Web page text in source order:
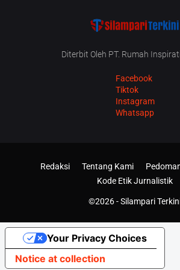
Diterbit Oleh PT. Rumah
Facebook
Tiktok
Instagram
Whatsapp
©2026 -Silampari
Redaksi Tentang Kami
Kode Etik Jurnalistik
Notice at collection
Your Privacy Choices